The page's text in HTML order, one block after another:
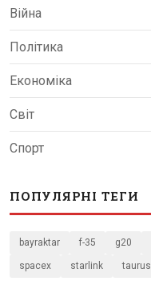
Війна
Політика
Економіка
Світ
Спорт
ПОПУЛЯРНІ ТЕГИ
bayraktar f-35 g20
spacex starlink taurus